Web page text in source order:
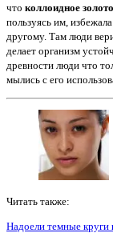
что коллоидное
пользуясь им,
другому. Там люди
делает организм
древности люди что
мылись с его
Читать также:
Надоели темные круги